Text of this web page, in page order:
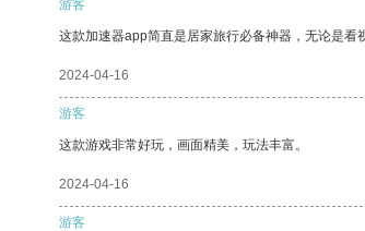
游客
这款加速器app简直是居家旅行必备神器，无论是看
2024-04-16
游客
这款游戏非常好玩，画面精美，玩法丰富。
2024-04-16
游客